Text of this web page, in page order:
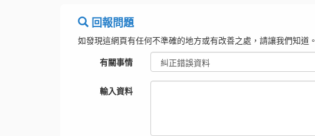
回報問題
如發現這網頁有任何不準確的地方或有改善之處，請讓我們知道。
有關事情
輸入資料